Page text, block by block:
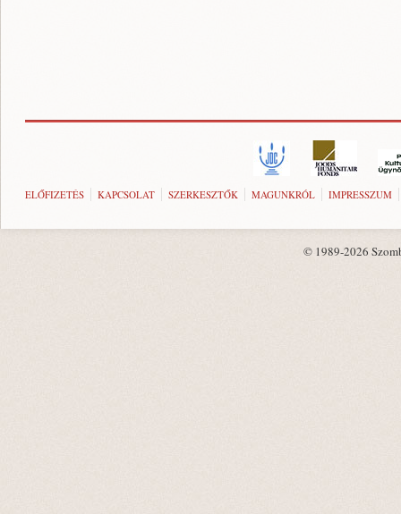
ELŐFIZETÉS KAPCSOLAT SZERKESZTŐK MAGUNKRÓL IMPRESSZUM
© 1989-2026